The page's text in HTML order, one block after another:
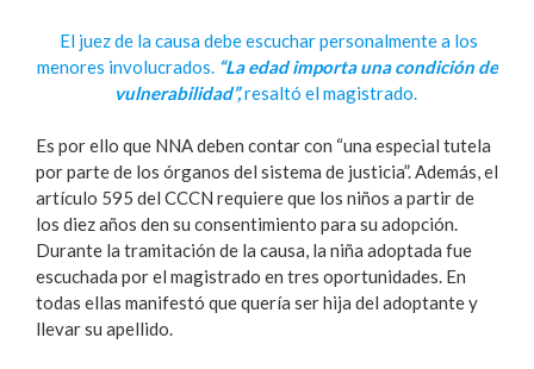
El juez de la causa debe escuchar personalmente a los
menores involucrados. “La edad importa una condición de
vulnerabilidad”,resaltó el magistrado.
Es por ello que NNA deben contar con “una especial tutela
por parte de los órganos del sistema de justicia”. Además, el
artículo 595 del CCCN requiere que los niños a partir de
los diez años den su consentimiento para su adopción.
Durante la tramitación de la causa, la niña adoptada fue
escuchada por el magistrado en tres oportunidades. En
todas ellas manifestó que quería ser hija del adoptante y
llevar su apellido.